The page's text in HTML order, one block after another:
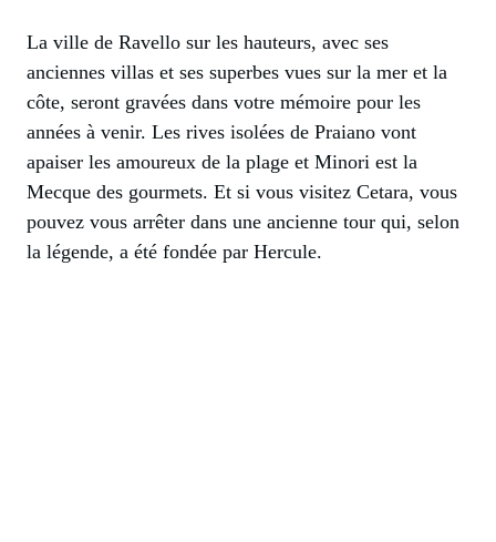
La ville de Ravello sur les hauteurs, avec ses
anciennes villas et ses superbes vues sur la mer et la
côte, seront gravées dans votre mémoire pour les
années à venir. Les rives isolées de Praiano vont
apaiser les amoureux de la plage et Minori est la
Mecque des gourmets. Et si vous visitez Cetara, vous
pouvez vous arrêter dans une ancienne tour qui, selon
la légende, a été fondée par Hercule.